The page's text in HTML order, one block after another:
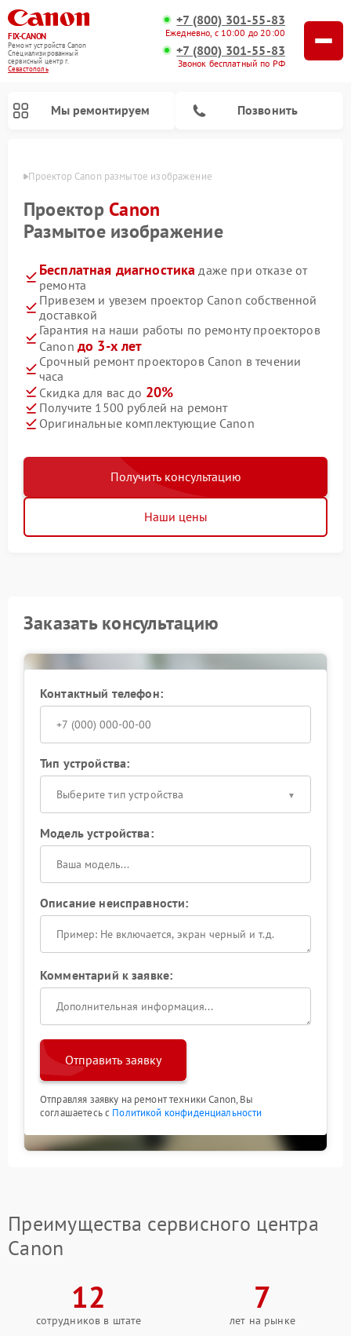
FIX-CANON
Ремонт устройств Canon
Специализированный
cервисный центр г.
Севастополь
+7 (800) 301-55-83
Ежедневно, с 10:00 до 20:00
+7 (800) 301-55-83
Звонок бесплатный по РФ
Мы ремонтируем Позвонить
Проектор Canon размытое изображение
Проектор Canon
Размытое изображение
Бесплатная диагностика даже при отказе от
ремонта
Привезем и увезем проектор Canon собственной
доставкой
Гарантия на наши работы по ремонту проекторов
Canon до 3-х лет
Срочный ремонт проекторов Canon в течении
часа
Скидка для вас до 20%
Получите 1500 рублей на ремонт
Оригинальные комплектующие Canon
Получить консультацию
Наши цены
Заказать консультацию
Контактный телефон:
Тип устройства:
Выберите тип устройства
Модель устройства:
Описание неисправности:
Комментарий к заявке:
Отправить заявку
Отправляя заявку на ремонт техники Canon, Вы
соглашаетесь с Политикой конфиденциальности
Преимущества сервисного центра
Canon
12
сотрудников в штате
7
лет на рынке